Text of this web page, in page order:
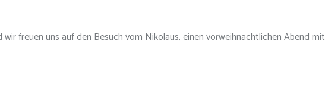
freuen uns auf den Besuch vom Nikolaus, einen vorweihnachtlichen Abend mit